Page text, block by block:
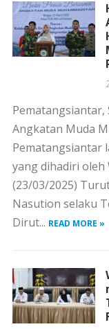
Pematangsiantar,
Angkatan Muda
Pematangsiantar
yang dihadiri oleh
(23/03/2025)
Nasution selaku
Dirut... READ MORE »